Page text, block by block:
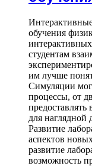
обучения
студентам
им лучше
Симуляции
процессы, от
для наглядной
Развитие
аспектов
развитие
возможность